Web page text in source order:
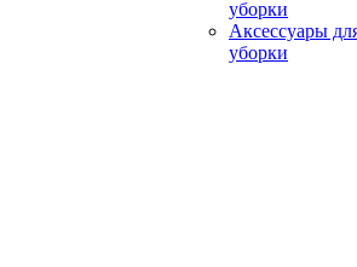
уборки
Аксессуары
уборки